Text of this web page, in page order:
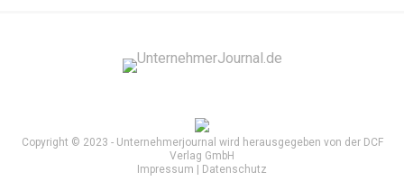
Copyright © 2023 - Unternehmerjournal wird herausgegeben von der DCF
Verlag GmbH
Impressum
Datenschutz